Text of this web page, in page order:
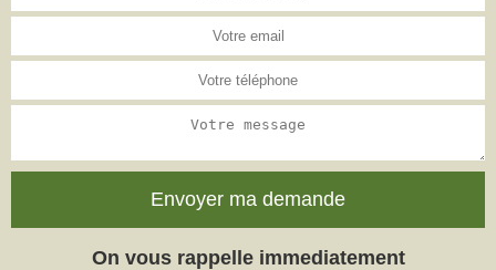
On vous rappelle immediatement